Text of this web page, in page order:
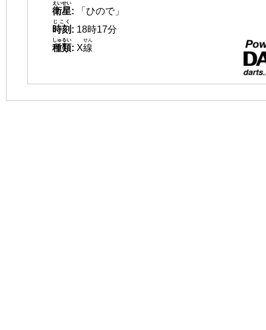
衛星
えいせい
:
「ひので」
時刻
じこく
: 18時17分
種類
しゅるい
: X線
せん